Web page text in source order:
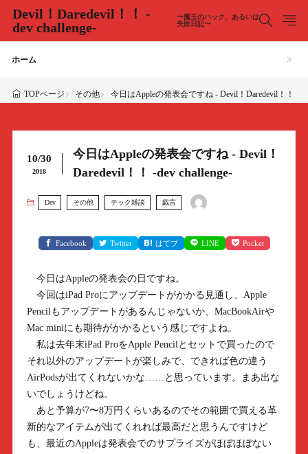
Devil！Daredevil！！ -
dev challenge-
〜魔王のハック、あるいは
失敗日記〜
ホーム
TOPページ その他 今日はAppleの発表会ですね - Devil！Daredevil！！ -
10/30
2018
今日はAppleの発表会ですね - Devil！
Daredevil！！ -dev challenge-
Dev その他 テック雑談 戯言
Facebook Twitter はてブ LINE Pocket
今日はAppleの発表会の日ですね。
今回はiPad Proにアップデートがかかる見通し、Apple
Pencilもアップデートがあるんじゃないか、MacBookAirや
Mac miniにも期待がかかるという感じですよね。
私は去年末iPad ProをApple Pencilとセットで買ったので
それ以外のアップデートが楽しみで、できれば色の違う
AirPodsが出てくれないかな……と思っています。まあ出な
いでしょうけどね。
あと予算が7〜8万円くらいあるのでその範囲で買える革
新的なアイテムが出てくれれば最高だと思うんですけど
も、最近のAppleは発表会でのサプライズがほぼほぼない